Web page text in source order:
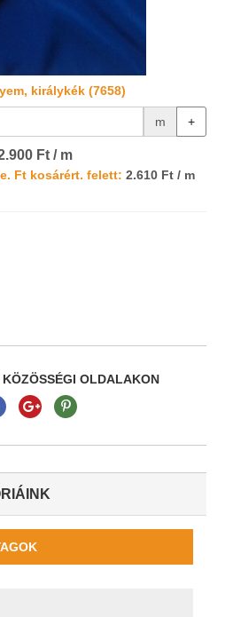
királykék (7658)
m +
Ft / m
Ft kosárért. felett: 2.610 Ft / m
KÖZÖSSÉGI OLDALAKON